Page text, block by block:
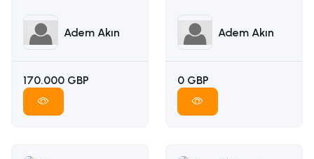
05338314949Adem Akın
170.000 GBP
05338314949Adem Akın
0 GBP